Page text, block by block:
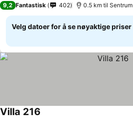
9,2 Fantastisk 402 0.5 km til Sentrum
Velg datoer for å se nøyaktige priser
Villa 216